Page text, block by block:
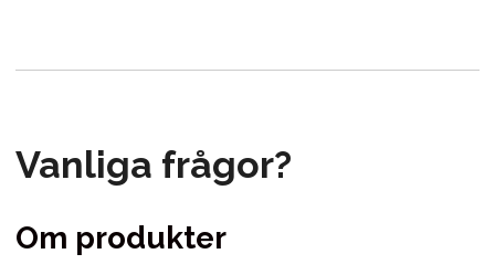
Vanliga frågor?
Om produkter